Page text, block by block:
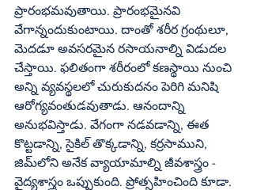
ప్రారంభమవుతాయి. ప్రారంభమైనవి
వేగాన్నందుకుంటాయి. దాంతో శరీర గ్రంథులూ,
మెదడూ అవసరమైన రసాయనాల్ని విడుదల
చేస్తాయి. ఫలితంగా శరీరంలో కణస్థాయి నుంచి
అన్ని వ్యవస్థలలో చురుకుదనం పెరిగి మనిషి
ఆరోగ్యవంతుడవుతాడు. ఆనందాన్ని
అనుభవిస్తాడు. వేగంగా నడవడాన్ని, ఈత
కొట్టడాన్ని, సైకిల్‌ తొక్కడాన్ని, కర్రసాముని,
జిమ్‌లోని అనేక వ్యాయామాల్ని జీవశాస్త్రం -
వైద్యశాస్త్రం ఒప్పుకుంది. ప్రోత్సహించింది కూడా.